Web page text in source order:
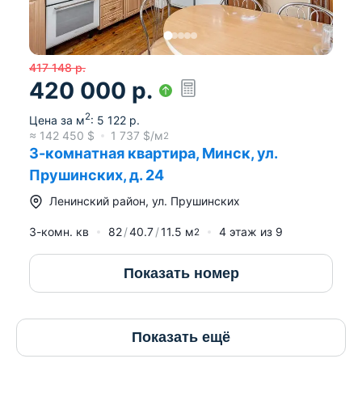
417 148 р.
420 000 р.
Цена за м2: 5 122 р.
≈ 142 450 $ 1 737 $/м2
3-комнатная квартира, Минск, ул.
Прушинских, д. 24
Ленинский район, ул. Прушинских
3-комн. кв 82 40.7 11.5 м2 4 этаж из 9
Показать номер
Показать ещё